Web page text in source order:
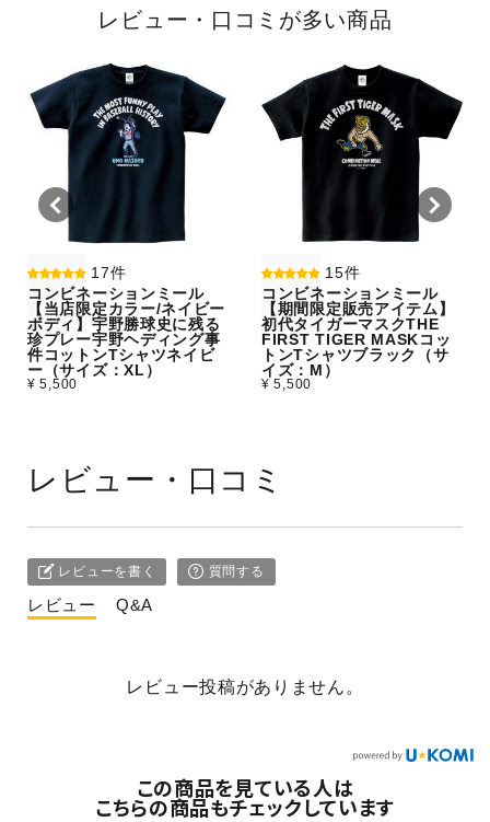
レビュー・口コミが多い商品
17件
コンビネーションミール
【当店限定カラー/ネイビー
ボディ】宇野勝球史に残る
珍プレー宇野ヘディング事
件コットンTシャツネイビ
ー（サイズ：XL）
¥ 5,500
15件
コンビネーションミール
【期間限定販売アイテム】
初代タイガーマスクTHE
FIRST TIGER MASKコッ
トンTシャツブラック（サ
イズ：M）
¥ 5,500
レビュー・口コミ
レビューを書く 質問する
レビュー Q&A
レビュー投稿がありません。
この商品を見ている人は
こちらの商品もチェックしています